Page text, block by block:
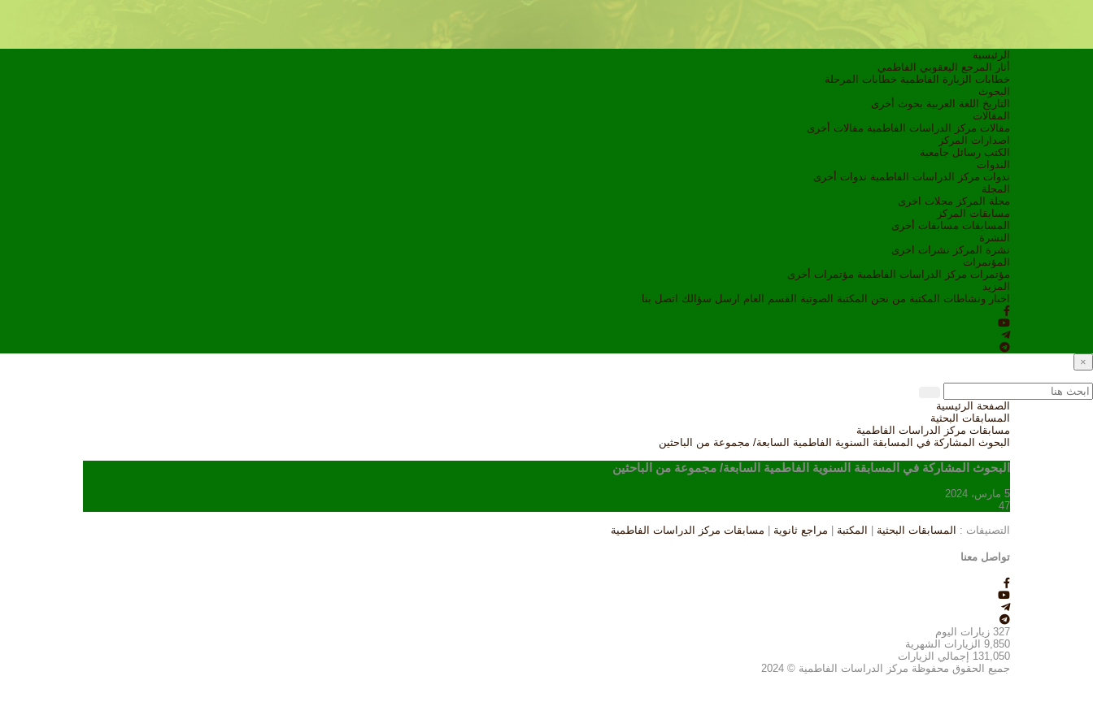
الرئيسية
أثار المرجع اليعقوبي الفاطمي
خطابات الزيارة الفاطمية خطابات المرحلة
البحوث
التاريخ
اللغة العربية بحوث أخرى
المقالات
مقالات مركز الدراسات الفاطمية مقالات أخرى
اصدارات المركز
الكتب رسائل جامعية
الندوات
ندوات مركز الدراسات الفاطمية ندوات أخرى
المجلة
مجلة المركز مجلات اخرى
مسابقات المركز
المسابقات مسابقات أخرى
النشرة
نشرة المركز نشرات اخرى
المؤتمرات
مؤتمرات مركز الدراسات الفاطمية مؤتمرات أخرى
المزيد
اخبار ونشاطات
المكتبة من نحن المكتبة الصوتية القسم العام ارسل سؤالك اتصل بنا
×
الصفحة الرئيسية
المسابقات البحثية
مسابقات مركز الدراسات الفاطمية
البحوث المشاركة في المسابقة السنوية الفاطمية السابعة/ مجموعة من الباحثين
البحوث المشاركة في المسابقة السنوية الفاطمية السابعة/ مجموعة من الباحثين
5 مارس، 2024
47
التصنيفات : المسابقات البحثية المكتبة مراجع ثانوية مسابقات مركز الدراسات الفاطمية
تواصل معنا
327 زيارات اليوم
9,850
الزيارات الشهرية
131,050
إجمالي الزيارات
جميع الحقوق محفوظة مركز الدراسات الفاطمية © 2024